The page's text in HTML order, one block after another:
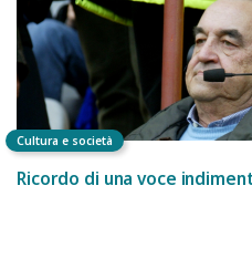
Cultura e società
Ricordo di una voce